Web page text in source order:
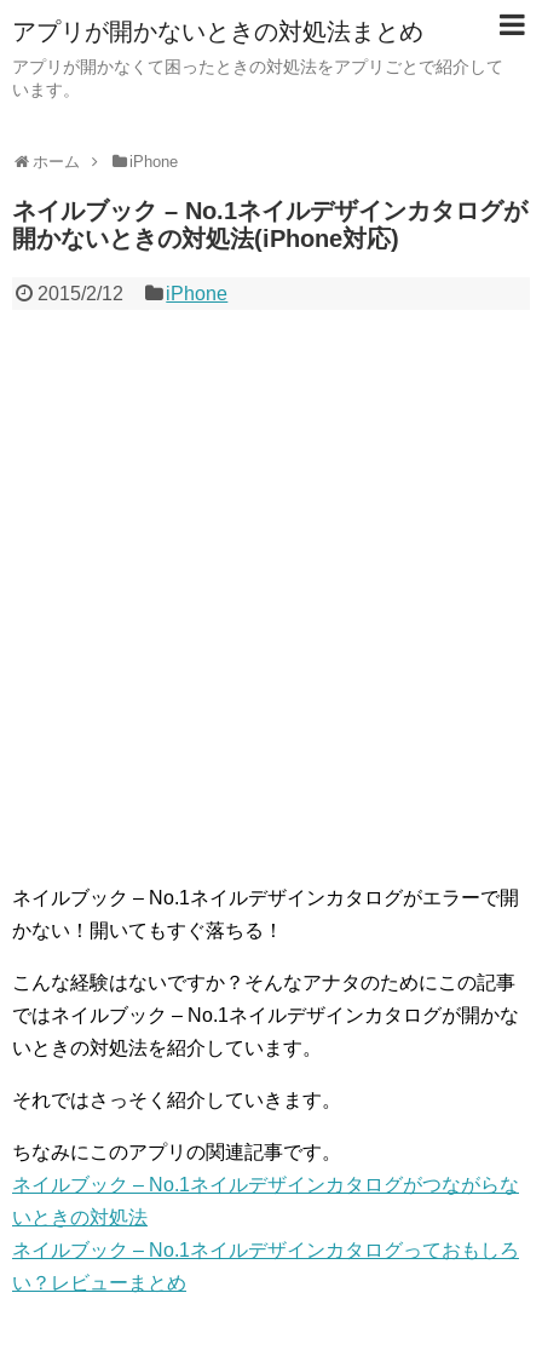
アプリが開かないときの対処法まとめ
アプリが開かなくて困ったときの対処法をアプリごとで紹介して
います。
ホーム iPhone
ネイルブック – No.1ネイルデザインカタログが
開かないときの対処法(iPhone対応)
2015/2/12 iPhone
ネイルブック – No.1ネイルデザインカタログがエラーで開
かない！開いてもすぐ落ちる！
こんな経験はないですか？そんなアナタのためにこの記事
ではネイルブック – No.1ネイルデザインカタログが開かな
いときの対処法を紹介しています。
それではさっそく紹介していきます。
ちなみにこのアプリの関連記事です。
ネイルブック – No.1ネイルデザインカタログがつながらな
いときの対処法
ネイルブック – No.1ネイルデザインカタログっておもしろ
い？レビューまとめ